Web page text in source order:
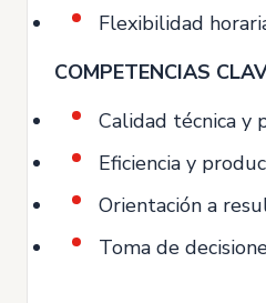
Flexibilidad
COMPETENCIAS
Calidad técnica y
Eficiencia y
Orientación a
Toma de